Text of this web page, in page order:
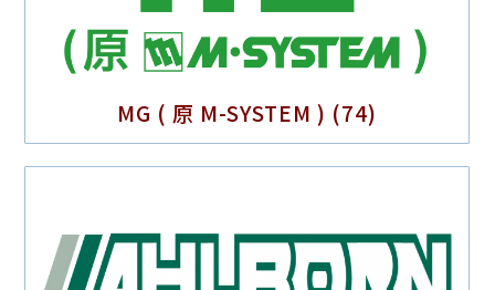
MG ( 原 M-SYSTEM ) (74)